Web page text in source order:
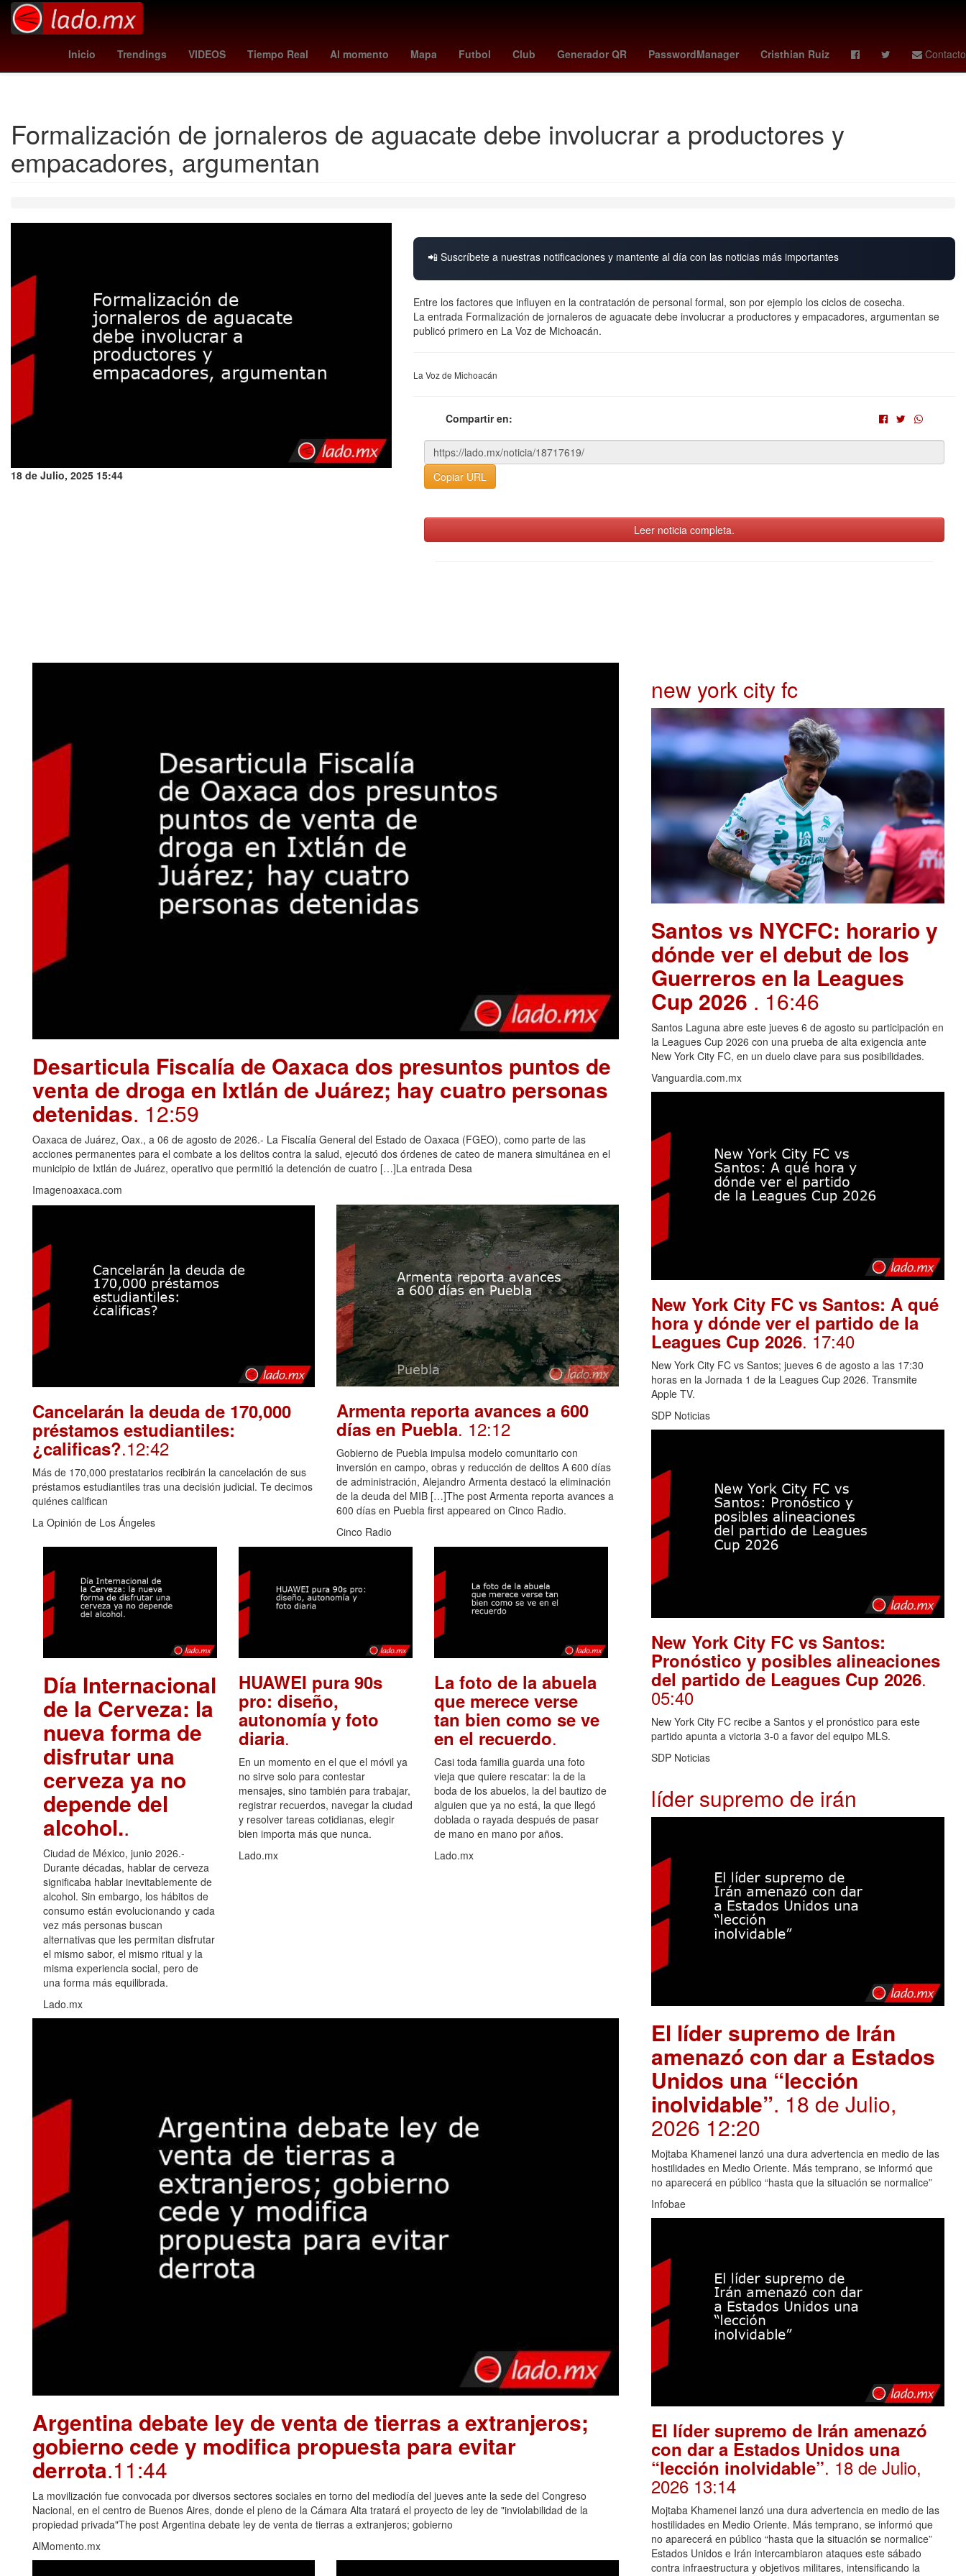
Inicio Trendings VIDEOS Tiempo Real Al momento Mapa Futbol Club Generador QR PasswordManager Cristhian Ruiz Contacto
hidemasa morita magic - bucks suspension de clases 10 de noviembre tabla goleo mundial 2026 One Direction deportivo cali - pasto Marc Cucurella
ebola virus
Resultados Loteria Nacional Sorteo Mayor
Maíz transgénico
Formalización de jornaleros de aguacate debe involucrar a productores y
empacadores, argumentan
18 de Julio, 2025 15:44
📲 Suscríbete a nuestras notificaciones y mantente al día con las noticias más importantes
Entre los factores que influyen en la contratación de personal formal, son por ejemplo los ciclos de cosecha.
La entrada Formalización de jornaleros de aguacate debe involucrar a productores y empacadores, argumentan se
publicó primero en La Voz de Michoacán.
La Voz de Michoacán
Compartir en:
Copiar URL
Leer noticia completa.
Desarticula Fiscalía de Oaxaca dos presuntos puntos de
venta de droga en Ixtlán de Juárez; hay cuatro personas
detenidas. 12:59
Oaxaca de Juárez, Oax., a 06 de agosto de 2026.- La Fiscalía General del Estado de Oaxaca (FGEO), como parte de las
acciones permanentes para el combate a los delitos contra la salud, ejecutó dos órdenes de cateo de manera simultánea en el
municipio de Ixtlán de Juárez, operativo que permitió la detención de cuatro […]La entrada Desa
Imagenoaxaca.com
Cancelarán la deuda de 170,000
préstamos estudiantiles:
¿calificas?.12:42
Más de 170,000 prestatarios recibirán la cancelación de sus
préstamos estudiantiles tras una decisión judicial. Te decimos
quiénes califican
La Opinión de Los Ángeles
Armenta reporta avances a 600
días en Puebla. 12:12
Gobierno de Puebla impulsa modelo comunitario con
inversión en campo, obras y reducción de delitos A 600 días
de administración, Alejandro Armenta destacó la eliminación
de la deuda del MIB […]The post Armenta reporta avances a
600 días en Puebla first appeared on Cinco Radio.
Cinco Radio
Día Internacional
de la Cerveza: la
nueva forma de
disfrutar una
cerveza ya no
depende del
alcohol..
Ciudad de México, junio 2026.-
Durante décadas, hablar de cerveza
significaba hablar inevitablemente de
alcohol. Sin embargo, los hábitos de
consumo están evolucionando y cada
vez más personas buscan
alternativas que les permitan disfrutar
el mismo sabor, el mismo ritual y la
misma experiencia social, pero de
una forma más equilibrada.
Lado.mx
HUAWEI pura 90s
pro: diseño,
autonomía y foto
diaria.
En un momento en el que el móvil ya
no sirve solo para contestar
mensajes, sino también para trabajar,
registrar recuerdos, navegar la ciudad
y resolver tareas cotidianas, elegir
bien importa más que nunca.
Lado.mx
La foto de la abuela
que merece verse
tan bien como se ve
en el recuerdo.
Casi toda familia guarda una foto
vieja que quiere rescatar: la de la
boda de los abuelos, la del bautizo de
alguien que ya no está, la que llegó
doblada o rayada después de pasar
de mano en mano por años.
Lado.mx
Argentina debate ley de venta de tierras a extranjeros;
gobierno cede y modifica propuesta para evitar
derrota.11:44
La movilización fue convocada por diversos sectores sociales en torno del mediodía del jueves ante la sede del Congreso
Nacional, en el centro de Buenos Aires, donde el pleno de la Cámara Alta tratará el proyecto de ley de "inviolabilidad de la
propiedad privada"The post Argentina debate ley de venta de tierras a extranjeros; gobierno
AlMomento.mx
new york city fc
Santos vs NYCFC: horario y
dónde ver el debut de los
Guerreros en la Leagues
Cup 2026 . 16:46
Santos Laguna abre este jueves 6 de agosto su participación en
la Leagues Cup 2026 con una prueba de alta exigencia ante
New York City FC, en un duelo clave para sus posibilidades.
Vanguardia.com.mx
New York City FC vs Santos: A qué
hora y dónde ver el partido de la
Leagues Cup 2026. 17:40
New York City FC vs Santos; jueves 6 de agosto a las 17:30
horas en la Jornada 1 de la Leagues Cup 2026. Transmite
Apple TV.
SDP Noticias
New York City FC vs Santos:
Pronóstico y posibles alineaciones
del partido de Leagues Cup 2026.
05:40
New York City FC recibe a Santos y el pronóstico para este
partido apunta a victoria 3-0 a favor del equipo MLS.
SDP Noticias
líder supremo de irán
El líder supremo de Irán
amenazó con dar a Estados
Unidos una “lección
inolvidable”. 18 de Julio,
2026 12:20
Mojtaba Khamenei lanzó una dura advertencia en medio de las
hostilidades en Medio Oriente. Más temprano, se informó que
no aparecerá en público “hasta que la situación se normalice”
Infobae
El líder supremo de Irán amenazó
con dar a Estados Unidos una
“lección inolvidable”. 18 de Julio,
2026 13:14
Mojtaba Khamenei lanzó una dura advertencia en medio de las
hostilidades en Medio Oriente. Más temprano, se informó que
no aparecerá en público “hasta que la situación se normalice”
Estados Unidos e Irán intercambiaron ataques este sábado
contra infraestructura y objetivos militares, intensificando la